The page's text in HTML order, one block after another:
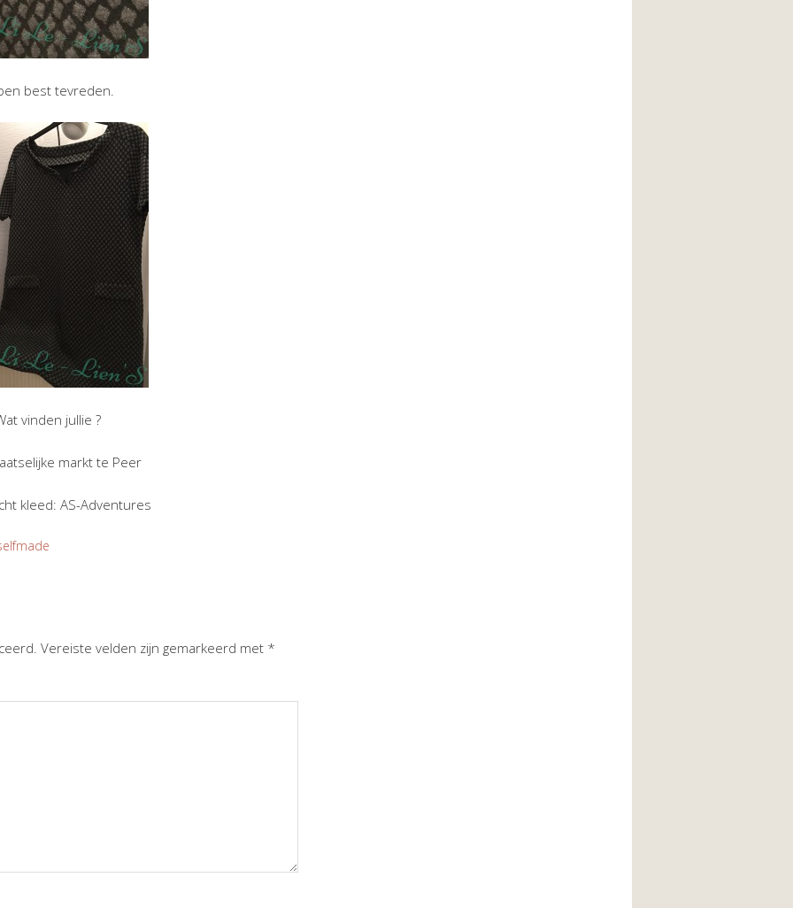
best tevreden.
vinden jullie ?
markt te Peer
kleed: AS-Adventures
Vereiste velden zijn gemarkeerd met *